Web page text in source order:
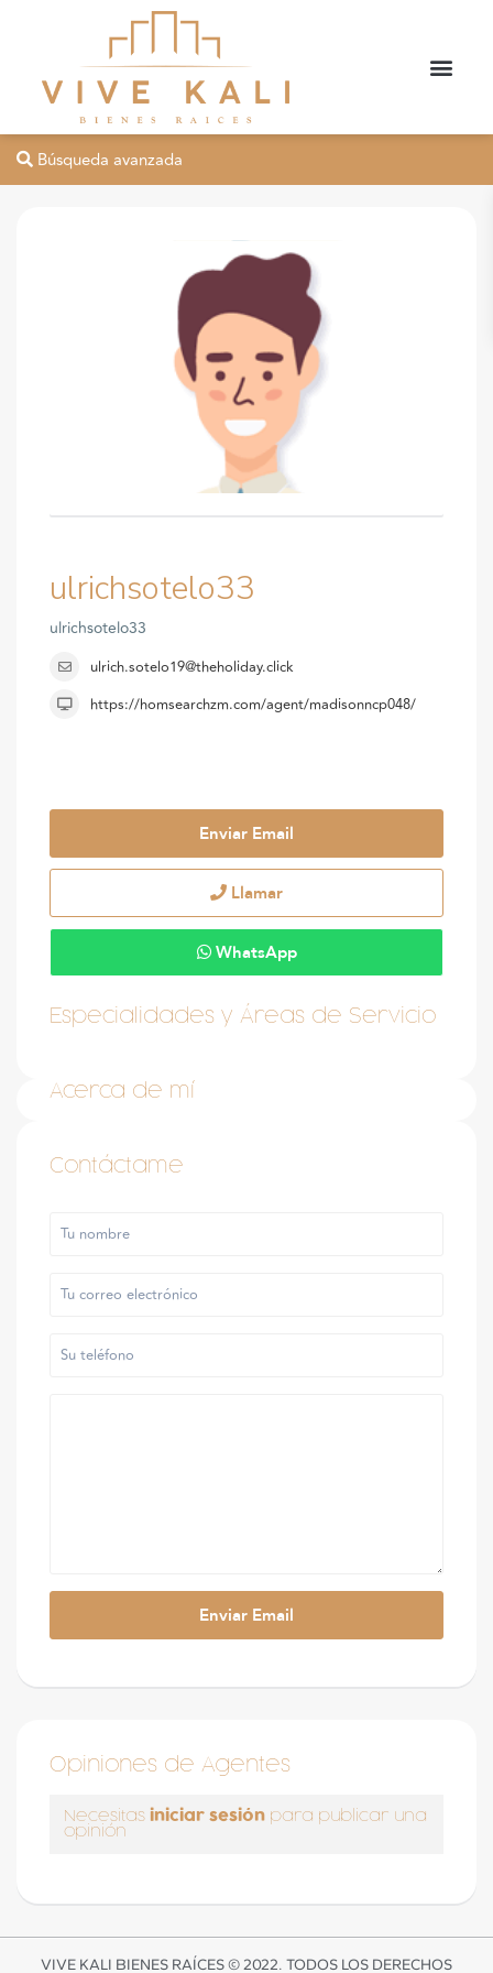
Búsqueda avanzada
ulrichsotelo33
ulrichsotelo33
ulrich.sotelo19@theholiday.click
https://homsearchzm.com/agent/madisonncp048/
Enviar Email
Llamar
WhatsApp
Especialidades y Áreas de Servicio
Acerca de mí
Contáctame
Opiniones de Agentes
Necesitas iniciar sesión para publicar una
opinión
VIVE KALI BIENES RAÍCES © 2022. TODOS LOS DERECHOS